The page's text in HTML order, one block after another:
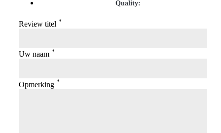
Quality:
Review titel *
Uw naam *
Opmerking *